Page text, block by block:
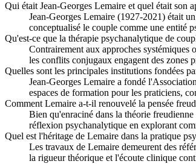
Qui était Jean-Georges Lemaire et quel était son
Jean-Georges Lemaire (1927-2021) était
conceptualisé le couple comme une entité
Qu'est-ce que la thérapie psychanalytique de
Contrairement aux approches systémiques
les conflits conjugaux engagent des zones
Quelles sont les principales institutions fondées
Jean-Georges Lemaire a fondé
espaces de formation pour les praticiens,
Comment Lemaire a-t-il renouvelé la pensée
Bien qu'enraciné dans la théorie
réflexion psychanalytique en explorant
Quel est l'héritage de Lemaire dans la pratique
Les travaux de Lemaire demeurent des
la rigueur théorique et l'écoute clinique